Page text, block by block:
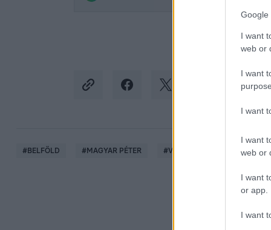
Google
I want
web or
I want
I want
I want
web or
I want
or app.
I want
#BELFÖLD #MAGYAR PÉTER #VARGA JUDIT #